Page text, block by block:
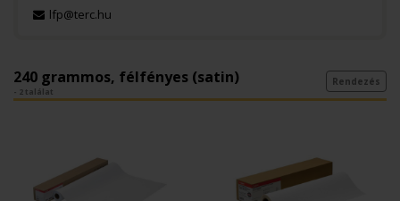
lfp@terc.hu
240 grammos, félfényes (satin)
- 2 találat
Rendezés